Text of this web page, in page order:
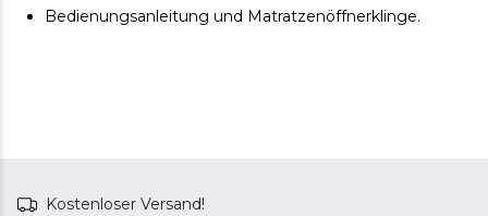
weder die Qualität noch die Funktionalität des Artikels.
Bedienungsanleitung und Matratzenöffnerklinge.
Kostenloser Versand!